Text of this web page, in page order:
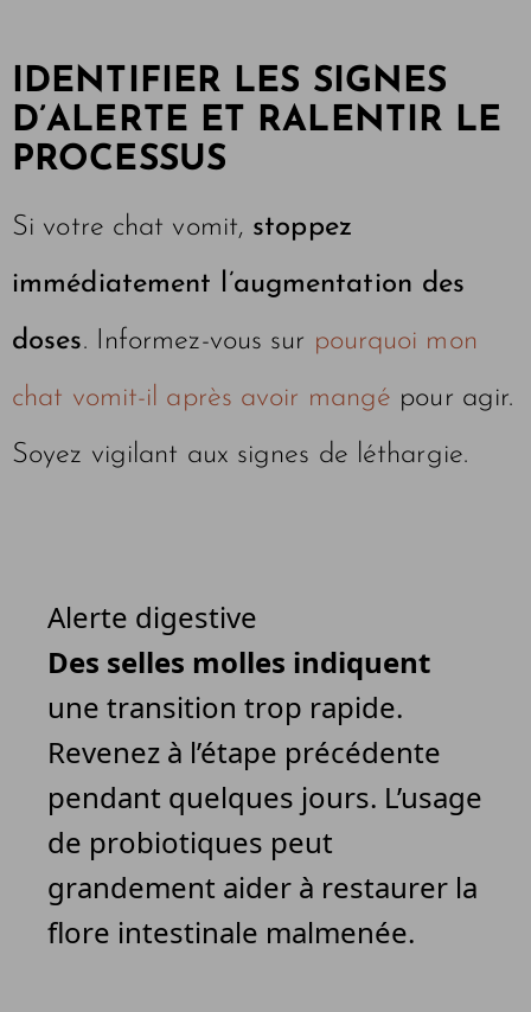
IDENTIFIER LES SIGNES
D’ALERTE ET RALENTIR LE
PROCESSUS
Si votre chat vomit, stoppez
immédiatement l’augmentation des
doses. Informez-vous sur pourquoi mon
chat vomit-il après avoir mangé pour agir.
Soyez vigilant aux signes de léthargie.
Alerte digestive
Des selles molles indiquent
une transition trop rapide.
Revenez à l’étape précédente
pendant quelques jours. L’usage
de probiotiques peut
grandement aider à restaurer la
flore intestinale malmenée.